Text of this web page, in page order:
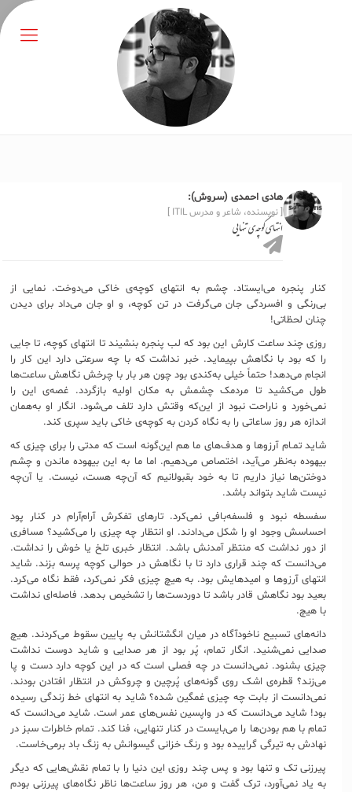
هادی احمدی (سروش):
[ نویسنده، شاعر و مدرس ITIL ]
انتهای کوچه‌ی تنهایی
کنار پنجره می‌ایستاد. چشم به انتهای کوچه‌ی خاکی می‌دوخت. نمایی از
بی‌رنگی و افسردگی جان می‌گرفت در تن کوچه، و او جان می‌داد برای دیدن
چنان لحظاتی!
روزی چند ساعت کارش این بود که لب پنجره بنشیند تا انتهای کوچه، تا جایی
را که بود با نگاهش بپیماید. خبر نداشت که با چه سرعتی دارد این کار را
انجام می‌دهد! حتماً خیلی به‌کندی بود چون هر بار با چرخش نگاهش ساعت‌ها
طول می‌کشید تا مردمک چشمش به مکان اولیه بازگردد. غصه‌ی این را
نمی‌خورد و ناراحت نبود از این‌که وقتش دارد تلف می‌شود. انگار او به‌همان
اندازه هر روز ساعاتی را به نگاه کردن به کوچه‌ی خاکی باید سپری کند.
شاید تمـام آرزوها و هدف‌های ما هم این‌گونه است که مدتی را برای چیزی که
بیهوده به‌نظر می‌آید، اختصاص می‌دهیم. اما ما به این بیهوده ماندن و چشم
دوختن‌ها نیاز داریم تا به خود بقبولانیم که آن‌چه هست، نیست. یا آن‌چه
نیست شاید بتواند باشد.
سفسطه نبود و فلسفه‌بافی نمی‌کرد. تارهای تفکرش آرام‌آرام در کنار پود
احساسش وجود او را شکل می‌دادند. او انتظار چه چیزی را می‌کشید؟ مسافری
از دور نداشت که منتظر آمدنش باشد. انتظار خبری تلخ یا خوش را نداشت.
می‌دانست که چند قراری دارد تا با نگاهش در حوالی کوچه پرسه بزند. شاید
انتهای آرزوها و امیدهایش بود. به هیچ چیزی فکر نمی‌کرد، فقط نگاه می‌کرد.
بعید بود نگاهش قادر باشد تا دوردست‌ها را تشخیص بدهد. فاصله‌ای نداشت
با هیچ.
دانه‌های تسبیح ناخودآگاه در میان انگشتانش به پایین سقوط می‌کردند. هیچ
صدایی نمی‌شنید. انگار ‌تمام، پُر بود از هر صدایی و شاید دوست نداشت
چیزی بشنود. نمی‌دانست در چه فصلی است که در این کوچه دارد دست و پا
می‌زند؟ قطره‌ی اشک روی گونه‌های پُرچین و چروکش در انتظار افتادن بودند.
نمی‌دانست از بابت چه چیزی غمگین شده؟ شاید به انتهای خط زندگی رسیده
بود! شاید می‌دانست که در واپسین نفس‌های عمر است. شاید می‌دانست که
تمام با هم بودن‌ها را می‌بایست در کنار تنهایی، فنا کند. تمام خاطرات سبز در
نهادش به تیرگی گراییده بود و رنگ خزانی گیسوانش به زنگ باد برمی‌خاست.
پیرزنی تک و تنها بود و پس چند روزی این دنیا را با تمام نقش‌هایی که دیگر
به یاد نمی‌آورد، ترک گفت و من، هر روز ساعت‌ها ناظر نگاه‌های پیرزنی بودم